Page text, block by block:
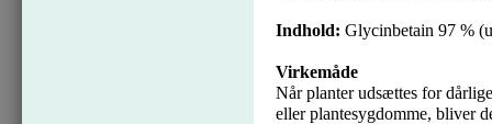
Indhold: Glycinbetain 97 %
Virkemåde
Når planter udsættes for
eller plantesygdomme, bliver